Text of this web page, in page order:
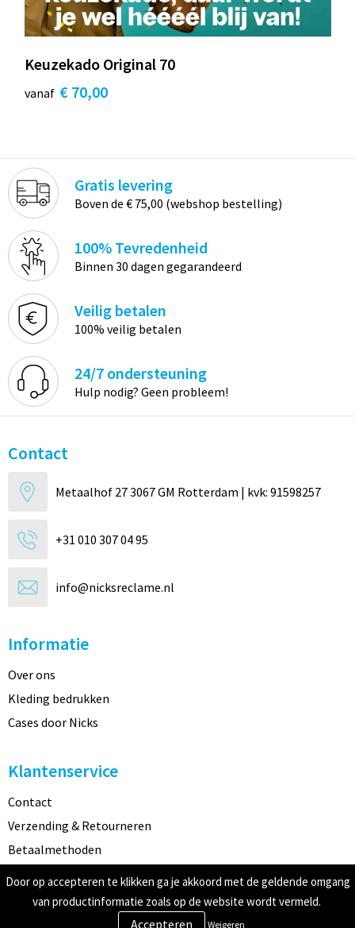
Keuzekado Original 70
vanaf € 70,00
Gratis levering
Boven de € 75,00 (webshop bestelling)
100% Tevredenheid
Binnen 30 dagen gegarandeerd
Veilig betalen
100% veilig betalen
24/7 ondersteuning
Hulp nodig? Geen probleem!
Contact
Metaalhof 27 3067 GM Rotterdam | kvk: 91598257
+31 010 307 04 95
info@nicksreclame.nl
Informatie
Over ons
Kleding bedrukken
Cases door Nicks
Klantenservice
Contact
Verzending & Retourneren
Betaalmethoden
Veilig winkelen
Door op accepteren te klikken ga je akkoord met de geldende omgang
van productinformatie zoals op de website wordt vermeld.
Weigeren